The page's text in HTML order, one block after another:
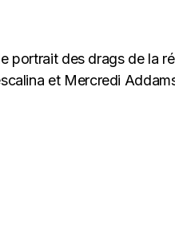
portrait des drags de la
et Mercredi